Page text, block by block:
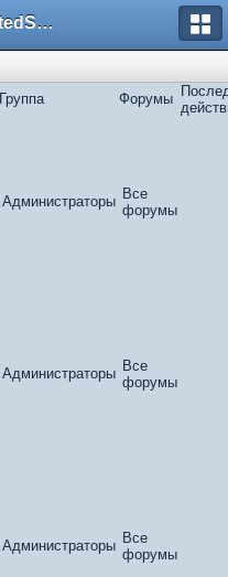
Форум UnitedSouth
Группа Форумы
Администраторы Все
форумы
Администраторы Все
форумы
Администраторы Все
форумы